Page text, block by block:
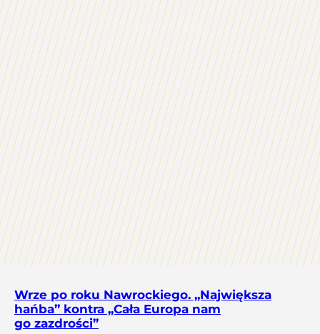
Wrze po roku Nawrockiego. „Największa
hańba” kontra „Cała Europa nam
go zazdrości”